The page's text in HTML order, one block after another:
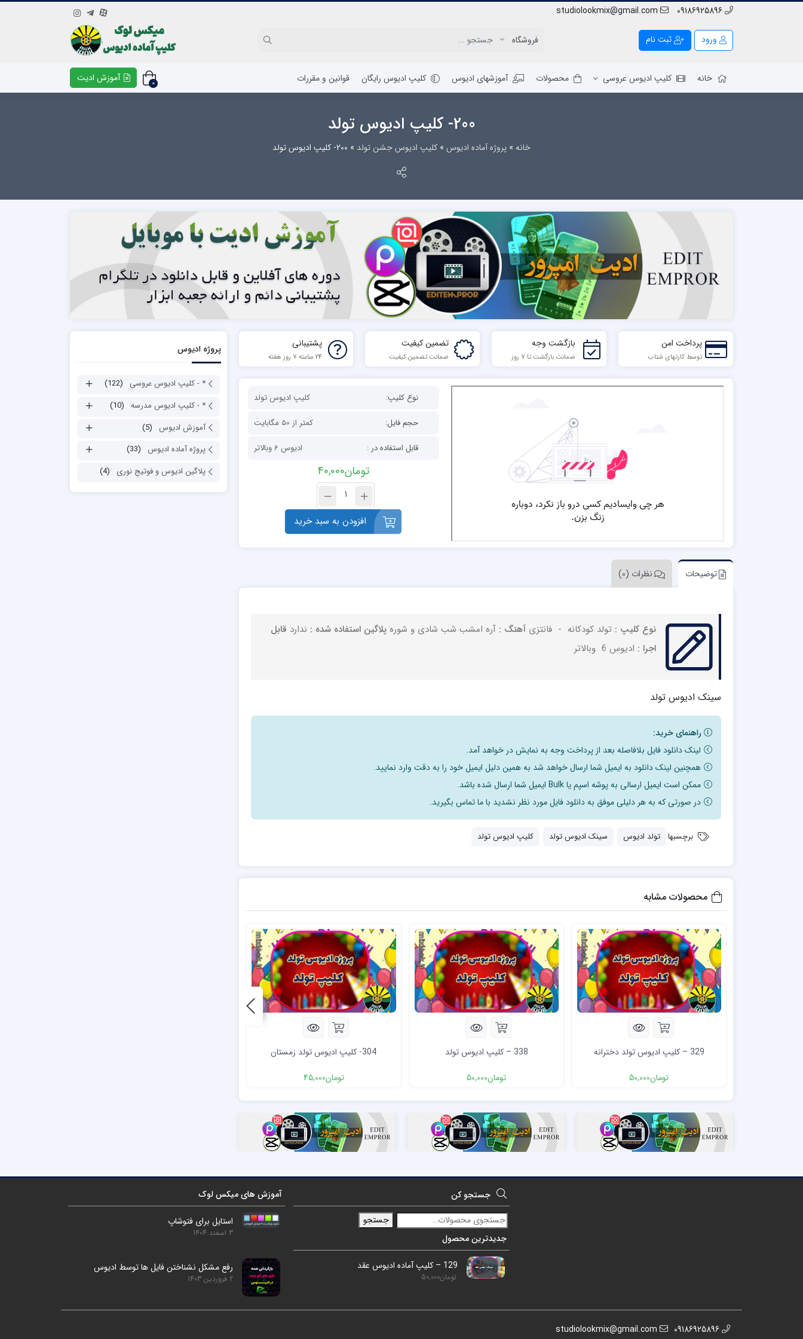
09186925896
studiolookmix@gmail.com
ورود ثبت نام
خانه کلیپ ادیوس عروسی محصولات آموزشهای ادیوس کلیپ ادیوس رایگان قوانین و مقررات 0 آموزش ادیت
200- کلیپ ادیوس تولد
خانه» پروژه آماده ادیوس» کلیپ ادیوس جشن تولد » 200- کلیپ ادیوس تولد
پرداخت امن
توسط کارتهای شتاب
بازگشت وجه
ضمانت بازگشت تا 7 روز
تضمین کیفیت
ضمانت تضمین کیفیت
پشتیبانی
24 ساعته 7 روز هفته
نوع کلیپ:
کلیپ ادیوس تولد
حجم فایل:
کمتر از 50 مگابایت
قابل استفاده در :
ادیوس 6 وبالاتر
تومان40,000
افزودن به سبد خرید
توضیحات نظرات (0)
نوع کلیپ : تولد کودکانه - فانتزی آهنگ : آره امشب شب شادی و شوره پلاگین استفاده شده : ندارد قابل
اجرا : ادیوس 6 وبالاتر
سینک ادیوس تولد
راهنمای خرید:
لینک دانلود فایل بلافاصله بعد از پرداخت وجه به نمایش در خواهد آمد.
همچنین لینک دانلود به ایمیل شما ارسال خواهد شد به همین دلیل ایمیل خود را به دقت وارد نمایید.
ممکن است ایمیل ارسالی به پوشه اسپم یا Bulk ایمیل شما ارسال شده باشد.
در صورتی که به هر دلیلی موفق به دانلود فایل مورد نظر نشدید با ما تماس بگیرید.
برچسبها تولد ادیوس سینک ادیوس تولد کلیپ ادیوس تولد
محصولات مشابه
329 – کلیپ ادیوس تولد دخترانه
تومان50,000
338 – کلیپ ادیوس تولد
تومان50,000
304- کلیپ ادیوس تولد زمستان
تومان45,000
پروژه ادیوس
* - کلیپ ادیوس عروسی
(122)
* - کلیپ ادیوس مدرسه (10)
آموزش ادیوس
(5)
پروژه آماده ادیوس
(33)
پلاگین ادیوس و فوتیج نوری
(4)
جستجو کن
جستجو
جدیدترین محصول
129 – کلیپ آماده ادیوس عقد
تومان50,000
آموزش های میکس لوک
استایل برای فتوشاپ
3 اسفند 1404
رفع مشکل نشناختن فایل ها توسط ادیوس
2 فروردین 1403
09186925896
studiolookmix@gmail.com